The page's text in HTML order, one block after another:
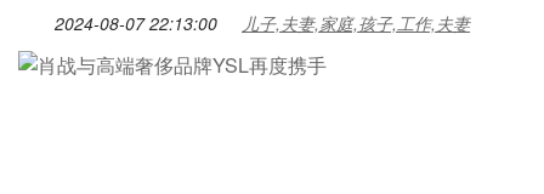
2024-08-07 22:13:00 儿子,夫妻,家庭,孩子,工作,夫妻